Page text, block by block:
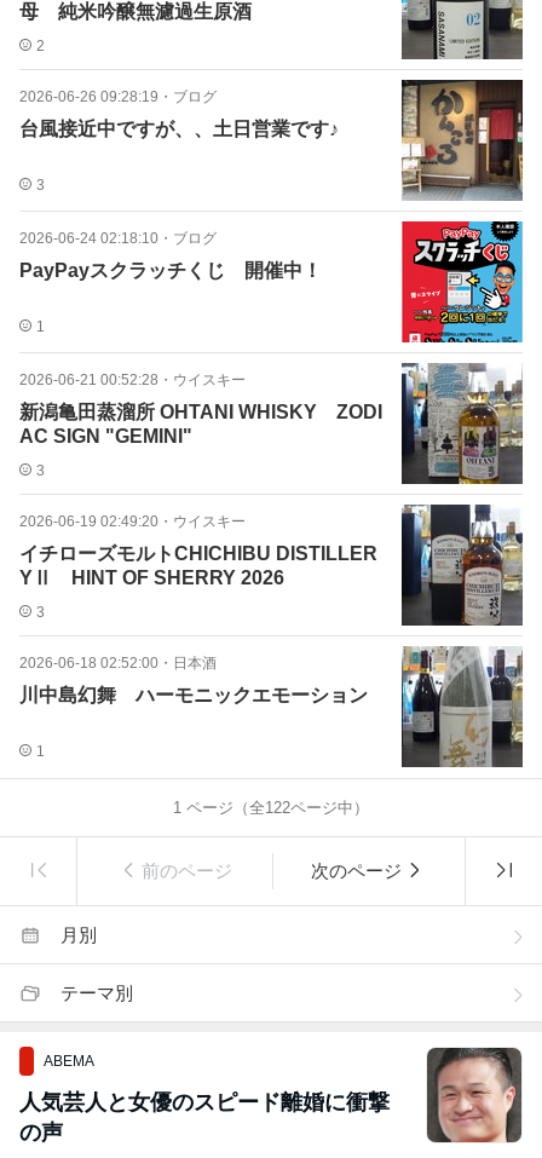
母 純米吟醸無濾過生原酒
2
2026-06-26 09:28:19 ・ ブログ
台風接近中ですが、、土日営業です♪
3
2026-06-24 02:18:10 ・ ブログ
PayPayスクラッチくじ 開催中！
1
2026-06-21 00:52:28 ・ ウイスキー
新潟亀田蒸溜所 OHTANI WHISKY ZODI
AC SIGN "GEMINI"
3
2026-06-19 02:49:20 ・ ウイスキー
イチローズモルトCHICHIBU DISTILLER
YⅡ HINT OF SHERRY 2026
3
2026-06-18 02:52:00 ・ 日本酒
川中島幻舞 ハーモニックエモーション
1
1 ページ（全122ページ中）
前のページ 次のページ
月別
テーマ別
ABEMA
人気芸人と女優のスピード離婚に衝撃
の声